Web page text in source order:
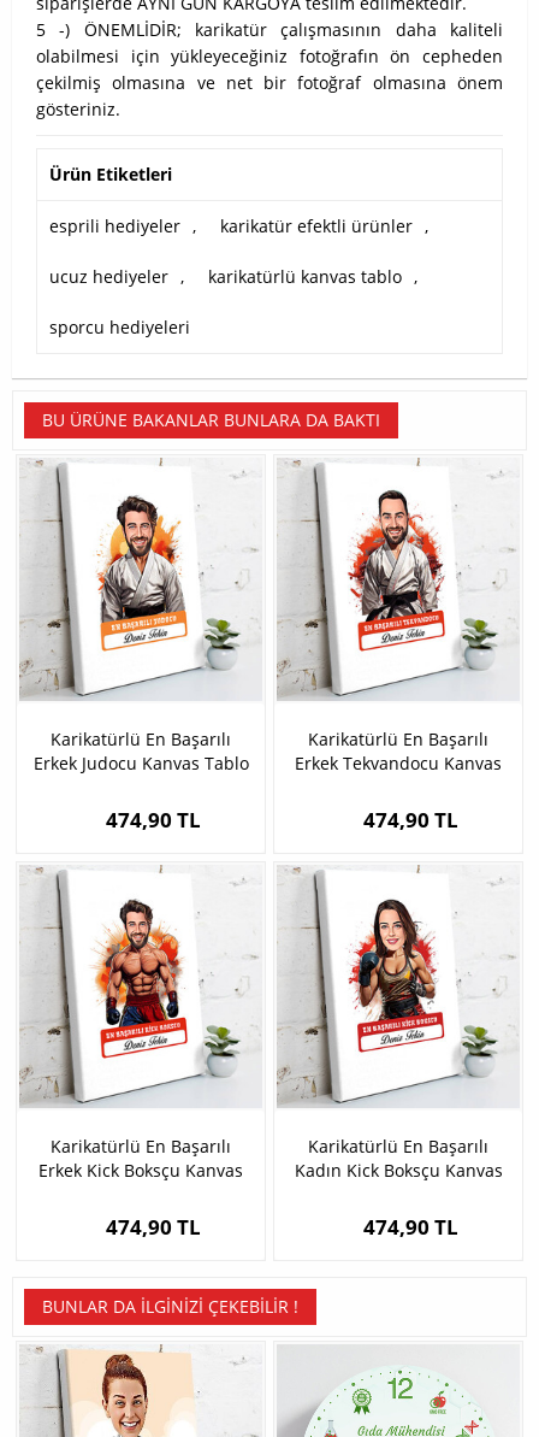
5 -) ÖNEMLİDİR; karikatür çalışmasının daha kaliteli
olabilmesi için yükleyeceğiniz fotoğrafın ön cepheden
çekilmiş olmasına ve net bir fotoğraf olmasına önem
gösteriniz.
Ürün Etiketleri
esprili hediyeler , karikatür efektli ürünler ,
ucuz hediyeler , karikatürlü kanvas tablo ,
sporcu hediyeleri
BU ÜRÜNE BAKANLAR BUNLARA DA BAKTI
Karikatürlü En Başarılı
Erkek Judocu Kanvas Tablo
474,90 TL
Karikatürlü En Başarılı
Erkek Tekvandocu Kanvas
474,90 TL
Karikatürlü En Başarılı
Erkek Kick Boksçu Kanvas
474,90 TL
Karikatürlü En Başarılı
Kadın Kick Boksçu Kanvas
474,90 TL
BUNLAR DA İLGINIZI ÇEKEBILIR !